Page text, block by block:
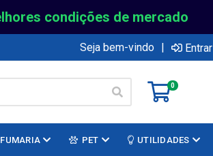
condições de mercado
Seja bem-vindo | Entrar
0
PET UTILIDADES